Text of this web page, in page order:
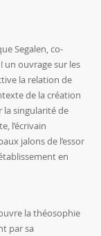
Segalen, co-
un ouvrage sur les
la relation de
de la création
la singularité de
l’écrivain
jalons de l’essor
en
la théosophie
par sa